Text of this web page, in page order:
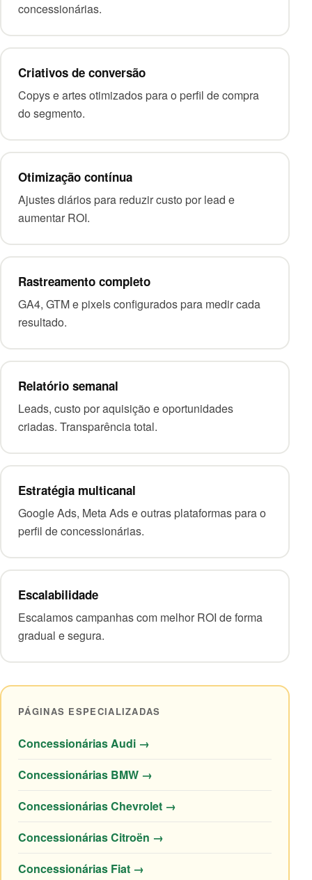
concessionárias.
Criativos de conversão
Copys e artes otimizados para o perfil de compra
do segmento.
Otimização contínua
Ajustes diários para reduzir custo por lead e
aumentar ROI.
Rastreamento completo
GA4, GTM e pixels configurados para medir cada
resultado.
Relatório semanal
Leads, custo por aquisição e oportunidades
criadas. Transparência total.
Estratégia multicanal
Google Ads, Meta Ads e outras plataformas para o
perfil de concessionárias.
Escalabilidade
Escalamos campanhas com melhor ROI de forma
gradual e segura.
PÁGINAS ESPECIALIZADAS
Concessionárias Audi →
Concessionárias BMW →
Concessionárias Chevrolet →
Concessionárias Citroën →
Concessionárias Fiat →